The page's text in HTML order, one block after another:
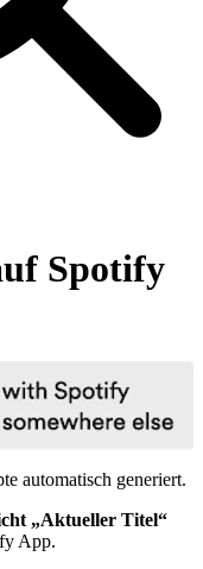
Spotify
automatisch generiert.
„Aktueller Titel“
App.